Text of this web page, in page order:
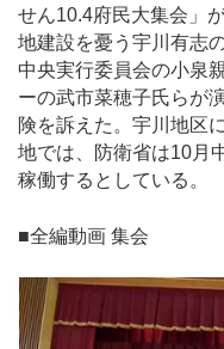
せん10.4府民大集会」
地建設を憂う宇川有志
中央実行委員会の小泉
ーの武市菜穂子氏らが
険を訴えた。宇川地区
地では、防衛省は10月
稼働するとしている。
■全編動画 集会